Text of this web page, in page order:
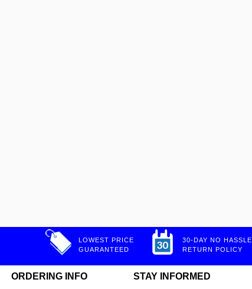
LOWEST PRICE
GUARANTEED
30-DAY NO HASSLE
RETURN POLICY
ORDERING INFO STAY INFORMED